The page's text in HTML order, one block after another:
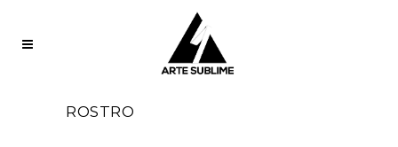
ROSTRO